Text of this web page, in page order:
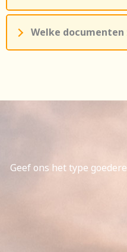
Welke
Geef ons het type